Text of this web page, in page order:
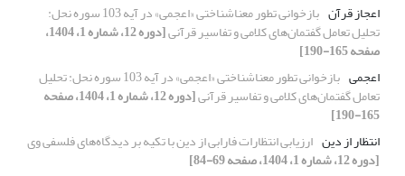
اعجاز قرآن
بازخوانی تطور معناشناختی «اعجمی» در آیه 103 سوره نحل:
تحلیل تعامل گفتمان‌های کلامی و تفاسیر قرآنی [دوره 12، شماره 1، 1404،
صفحه 165-190]
اعجمی
بازخوانی تطور معناشناختی «اعجمی» در آیه 103 سوره نحل: تحلیل
تعامل گفتمان‌های کلامی و تفاسیر قرآنی [دوره 12، شماره 1، 1404، صفحه
165-190]
انتظار از دین ارزیابی انتظارات فارابی از دین با تکیه بر دیدگاه‌های فلسفی وی
[دوره 12، شماره 1، 1404، صفحه 69-84]